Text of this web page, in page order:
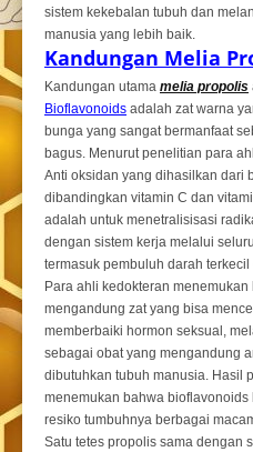
sistem kekebalan tubuh dan
manusia yang lebih baik.
Kandungan Melia
Kandungan utama melia propolis
Bioflavonoids adalah zat warna
bunga yang sangat bermanfaat
bagus. Menurut penelitian para
Anti oksidan yang dihasilkan dari
dibandingkan vitamin C dan
adalah untuk menetralisisasi
dengan sistem kerja melalui
termasuk pembuluh darah terkecil
Para ahli kedokteran
mengandung zat yang bisa
memberbaiki hormon seksual,
sebagai obat yang mengandung
dibutuhkan tubuh manusia. Hasil
menemukan bahwa
resiko tumbuhnya berbagai
Satu tetes propolis sama dengan